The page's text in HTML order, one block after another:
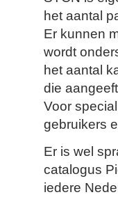
het aantal
Er kunnen
wordt
het aantal
die
Voor
gebruikers
Er is wel
catalogus
iedere